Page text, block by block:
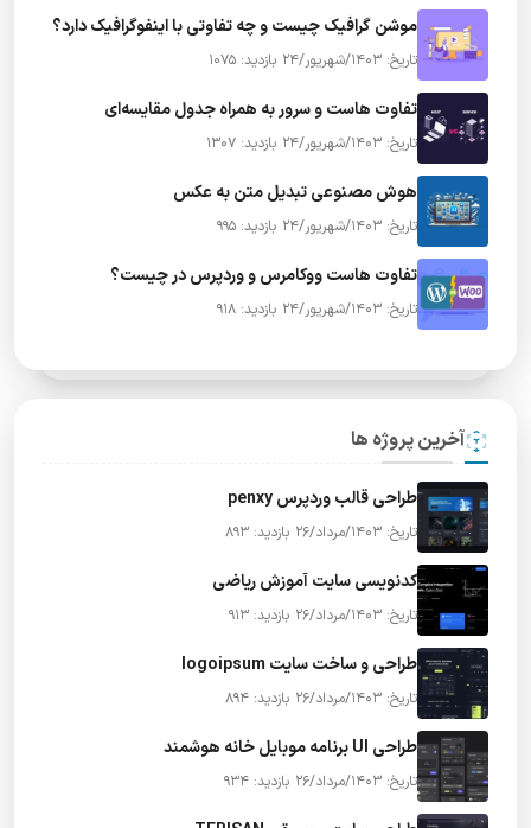
موشن گرافیک چیست و چه تفاوتی با اینفوگرافیک دارد؟
تاریخ: 1403/شهریور/24 بازدید: 1075
تفاوت هاست و سرور به همراه جدول مقایسه‌ای
تاریخ: 1403/شهریور/24 بازدید: 1307
هوش مصنوعی تبدیل متن به عکس
تاریخ: 1403/شهریور/24 بازدید: 995
تفاوت هاست ووکامرس و وردپرس در چیست؟
تاریخ: 1403/شهریور/24 بازدید: 918
آخرین پروژه ها
طراحی قالب وردپرس penxy
تاریخ: 1403/مرداد/26 بازدید: 893
کدنویسی سایت آموزش ریاضی
تاریخ: 1403/مرداد/26 بازدید: 913
طراحی و ساخت سایت logoipsum
تاریخ: 1403/مرداد/26 بازدید: 894
طراحی UI برنامه موبایل خانه هوشمند
تاریخ: 1403/مرداد/26 بازدید: 934